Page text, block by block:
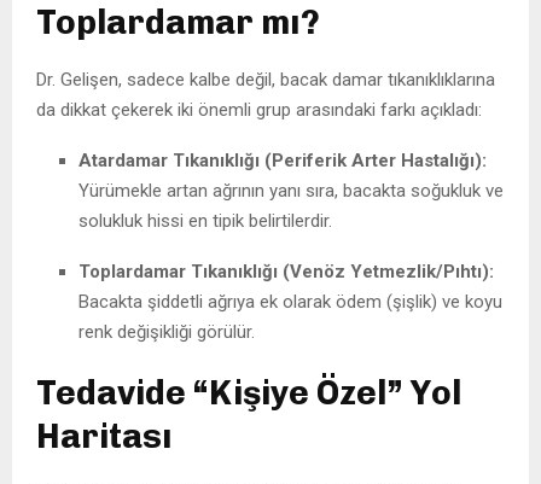
Toplardamar mı?
Dr. Gelişen, sadece kalbe değil, bacak damar tıkanıklıklarına
da dikkat çekerek iki önemli grup arasındaki farkı açıkladı:
Atardamar Tıkanıklığı (Periferik Arter Hastalığı):
Yürümekle artan ağrının yanı sıra, bacakta soğukluk ve
solukluk hissi en tipik belirtilerdir.
Toplardamar Tıkanıklığı (Venöz Yetmezlik/Pıhtı):
Bacakta şiddetli ağrıya ek olarak ödem (şişlik) ve koyu
renk değişikliği görülür.
Tedavide “Kişiye Özel” Yol
Haritası